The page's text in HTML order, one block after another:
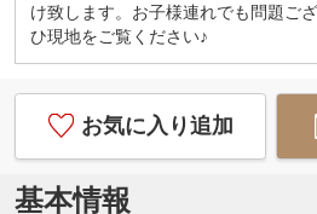
け致します。お子様連れでも問題ご
ひ現地をご覧ください♪
お気に入り追加
基本情報